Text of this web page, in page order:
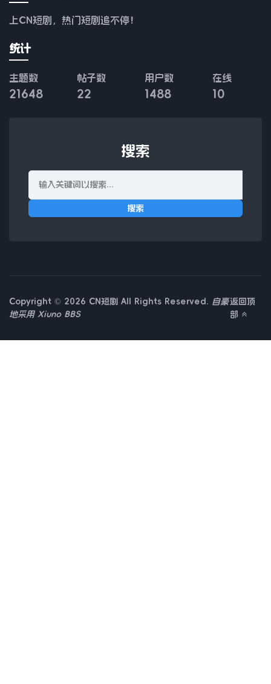
上CN短剧，热门短剧追不停！
统计
主题数
21648
帖子数
22
用户数
1488
在线
10
搜索
搜索
Copyright © 2026 CN短剧 All Rights Reserved.
自豪
地采用 Xiuno BBS
返回顶
部